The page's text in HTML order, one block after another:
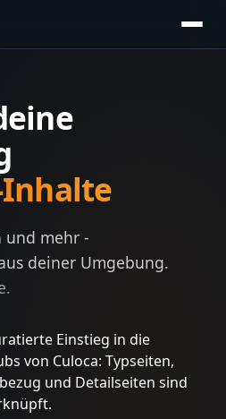
Inhalte
und mehr -
deiner Umgebung.
Einstieg in die
von Culoca: Typseiten,
und Detailseiten sind